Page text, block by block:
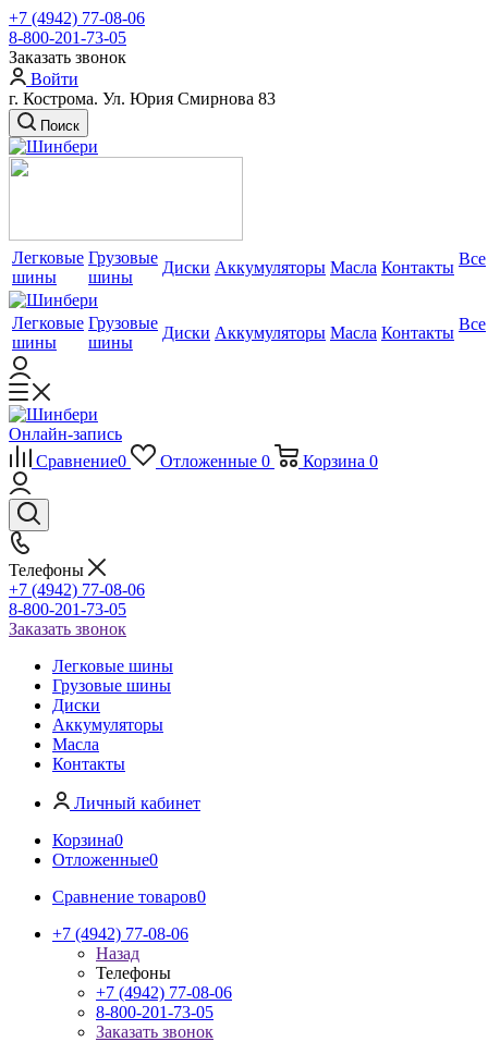
+7 (4942) 77-08-06
8-800-201-73-05
Заказать звонок
Войти
г. Кострома. Ул. Юрия Смирнова 83
Поиск
Легковые
шины
Грузовые
шины
Диски Аккумуляторы Масла Контакты Все
Легковые
шины
Грузовые
шины
Диски Аккумуляторы Масла Контакты Все
Онлайн-запись
Сравнение0 Отложенные 0 Корзина 0
Телефоны
+7 (4942) 77-08-06
8-800-201-73-05
Заказать звонок
Легковые шины
Грузовые шины
Диски
Аккумуляторы
Масла
Контакты
Личный кабинет
Корзина0
Отложенные0
Сравнение товаров0
+7 (4942) 77-08-06
Назад
Телефоны
+7 (4942) 77-08-06
8-800-201-73-05
Заказать звонок